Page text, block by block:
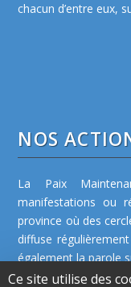
chacun d’entre eux,
NOS
La Paix
manifestations ou
province où des
diffuse
également la parole
Ce site utilise des